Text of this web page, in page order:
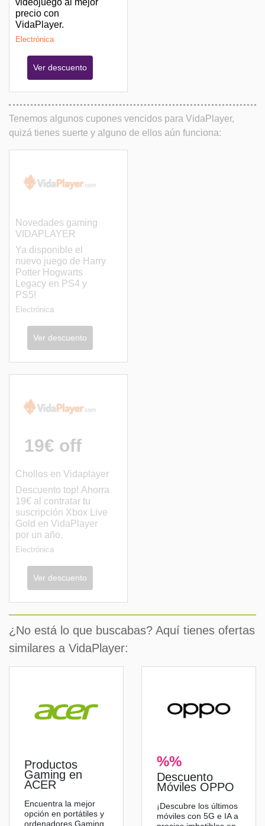
precio con
VidaPlayer.
Electrónica
Ver descuento
Tenemos algunos cupones vencidos para VidaPlayer,
quizá tienes suerte y alguno de ellos aún funciona:
Novedades gaming
VIDAPLAYER
Ya disponible el
nuevo juego de Harry
Potter Hogwarts
Legacy en PS4 y
PS5!
Electrónica
Ver descuento
19€ off
Chollos en Vidaplayer
Descuento top! Ahorra
19€ al contratar tu
suscripción Xbox Live
Gold en VidaPlayer
por un año.
Electrónica
Ver descuento
¿No está lo que buscabas? Aquí tienes ofertas
similares a VidaPlayer:
Productos
Gaming en
ACER
Encuentra la mejor
opción en portátiles y
ordenadores Gaming
%%
Descuento
Móviles OPPO
¡Descubre los últimos
móviles con 5G e IA a